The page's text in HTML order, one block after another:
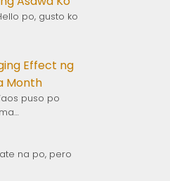
po, gusto ko
Effect ng
Month
puso po
na po, pero